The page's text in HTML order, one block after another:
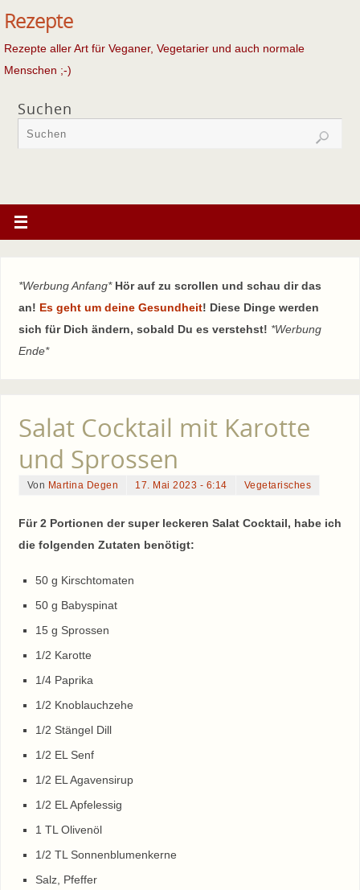
Rezepte
Rezepte aller Art für Veganer, Vegetarier und auch normale
Menschen ;-)
Suchen
*Werbung Anfang* Hör auf zu scrollen und schau dir das
an! Es geht um deine Gesundheit! Diese Dinge werden
sich für Dich ändern, sobald Du es verstehst! *Werbung
Ende*
Salat Cocktail mit Karotte
und Sprossen
Von Martina Degen 17. Mai 2023 - 6:14 Vegetarisches
Für 2 Portionen der super leckeren Salat Cocktail, habe ich
die folgenden Zutaten benötigt:
50 g Kirschtomaten
50 g Babyspinat
15 g Sprossen
1/2 Karotte
1/4 Paprika
1/2 Knoblauchzehe
1/2 Stängel Dill
1/2 EL Senf
1/2 EL Agavensirup
1/2 EL Apfelessig
1 TL Olivenöl
1/2 TL Sonnenblumenkerne
Salz, Pfeffer